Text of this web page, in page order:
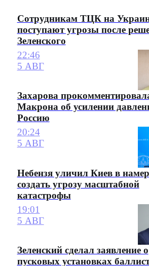
Сотрудникам ТЦК на
поступают угрозы после
Зеленского
22:46
5 АВГ
Захарова
Макрона об усилении
Россию
20:24
5 АВГ
Небензя уличил Киев в
создать угрозу масштабной
катастрофы
19:01
5 АВГ
Зеленский сделал заявление о
пусковых установках